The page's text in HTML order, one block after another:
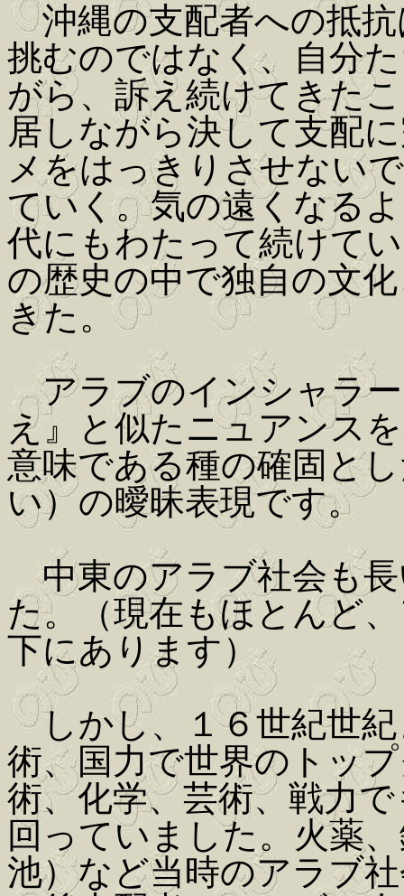
沖縄の支配者への抵抗
挑むのではなく、自分
がら、訴え続けてきた
居しながら決して支配
メをはっきりさせない
ていく。気の遠くなる
代にもわたって続けて
の歴史の中で独自の文
きた。
アラブのインシャラ
え』と似たニュアンス
意味である種の確固と
い）の曖昧表現です。
中東のアラブ社会も
た。（現在もほとんど
下にあります）
しかし、１６世紀世紀
術、国力で世界のトッ
術、化学、芸術、戦力
回っていました。火薬
池）など当時のアラブ